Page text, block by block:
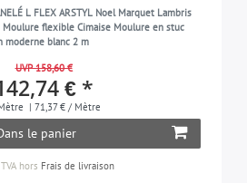
L FLEX ARSTYL Noel Marquet Lambris
Moulure flexible Cimaise Moulure en stuc
moderne blanc 2 m
UVP 158,60 €
€ *
| 71,37 € / Mètre
le panier
hors Frais de livraison